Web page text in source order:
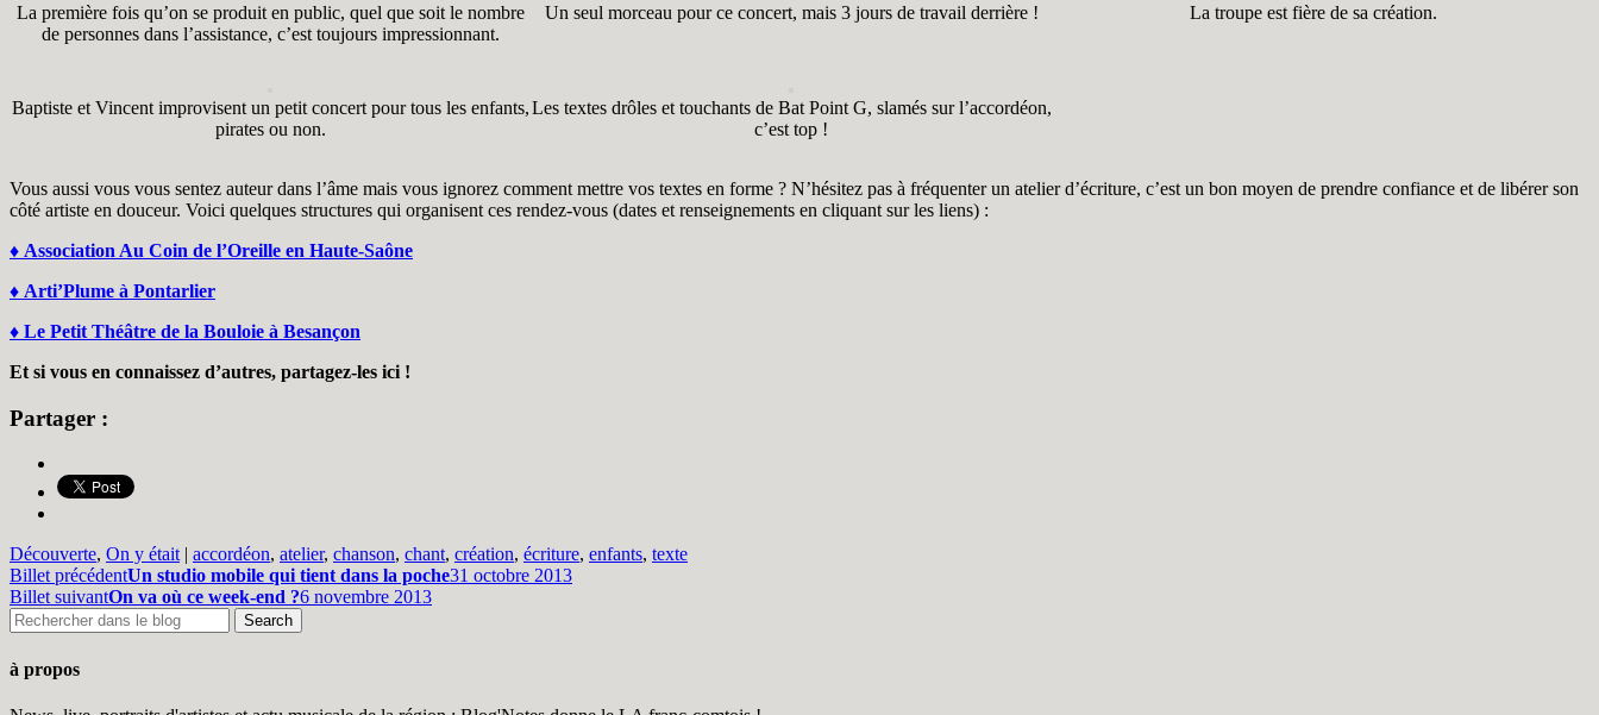
La première fois qu’on se produit en public, quel que soit le nombre
de personnes dans l’assistance, c’est toujours impressionnant.
Un seul morceau pour ce concert, mais 3 jours de travail derrière ! La troupe est fière de sa création.
Baptiste et Vincent improvisent un petit concert pour tous les enfants,
pirates ou non.
Les textes drôles et touchants de Bat Point G, slamés sur l’accordéon,
c’est top !
Vous aussi vous vous sentez auteur dans l’âme mais vous ignorez comment mettre vos textes en forme ? N’hésitez pas à fréquenter un atelier d’écriture, c’est un bon moyen de prendre confiance et de libérer son
côté artiste en douceur. Voici quelques structures qui organisent ces rendez-vous (dates et renseignements en cliquant sur les liens) :
♦ Association Au Coin de l’Oreille en Haute-Saône
♦ Arti’Plume à Pontarlier
♦ Le Petit Théâtre de la Bouloie à Besançon
Et si vous en connaissez d’autres, partagez-les ici !
Partager :
Découverte, On y était | accordéon, atelier, chanson, chant, création, écriture, enfants, texte
Billet précédentUn studio mobile qui tient dans la poche31 octobre 2013
Billet suivantOn va où ce week-end ?6 novembre 2013
à propos